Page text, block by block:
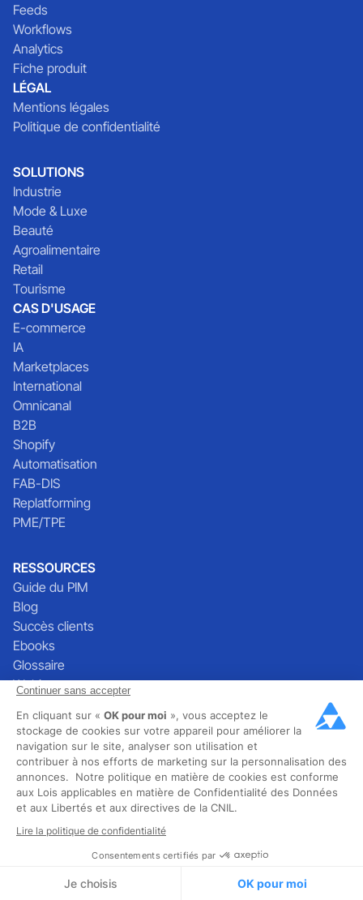
Continuer sans accepter
En cliquant sur « OK pour moi », vous acceptez le
stockage de cookies sur votre appareil pour améliorer la
navigation sur le site, analyser son utilisation et
contribuer à nos efforts de marketing sur la personnalisation des
annonces. Notre politique en matière de cookies est conforme
aux Lois applicables en matière de Confidentialité des Données
et aux Libertés et aux directives de la CNIL.
Lire la politique de confidentialité
Consentements certifiés par
Je choisis OK pour moi
Feeds
Workflows
Analytics
Fiche produit
LÉGAL
Mentions légales
Politique de confidentialité
SOLUTIONS
Industrie
Mode & Luxe
Beauté
Agroalimentaire
Retail
Tourisme
CAS D'USAGE
E-commerce
IA
Marketplaces
International
Omnicanal
B2B
Shopify
Automatisation
FAB-DIS
Replatforming
PME/TPE
RESSOURCES
Guide du PIM
Blog
Succès clients
Ebooks
Glossaire
Webinars
Groupe PIM France
Calculateur ROI
COMPARATIF PIM
Quable vs Akeneo
Quable vs Afineo
Quable vs Salsify
ENTREPRISE